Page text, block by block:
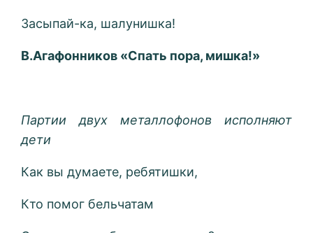
Засыпай-ка, шалунишка!
В.Агафонников «Спать пора, мишка!»
Партии двух металлофонов исполняют
дети
Как вы думаете, ребятишки,
Кто помог бельчатам